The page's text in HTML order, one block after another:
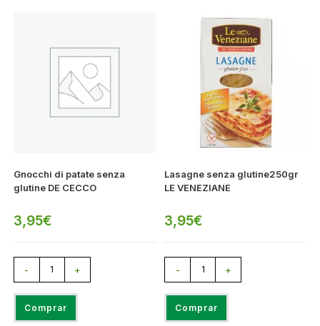
Gnocchi di patate senza
glutine DE CECCO
3,95€
- +
Comprar
Lasagne senza glutine250gr
LE VENEZIANE
3,95€
- +
Comprar